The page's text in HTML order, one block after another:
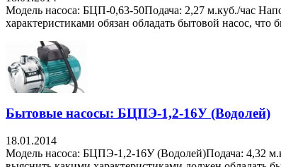
Модель насоса: БЦП-0,63-50Подача: 2,27 м.куб./час
характеристиками обязан обладать бытовой насос, что
Бытовые насосы: БЦПЭ-1,2-16У (Водолей)
18.01.2014
Модель насоса: БЦПЭ-1,2-16У (Водолей)Подача: 4,32